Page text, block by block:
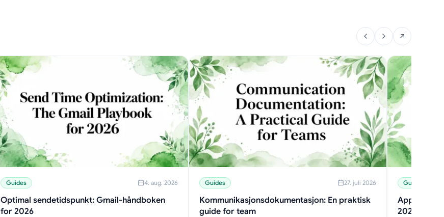
Guides 4. aug. 2026
Optimal sendetidspunkt: Gmail-håndboken
for 2026
Guides 27. juli 2026
Kommunikasjonsdokumentasjon: En praktisk
guide for team
Guides
App-
2026